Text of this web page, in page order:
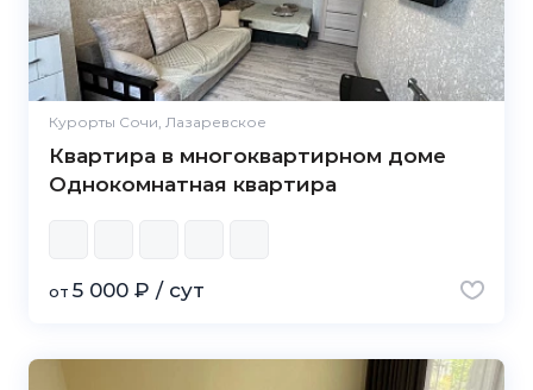
Курорты Сочи, Лазаревское
Квартира в многоквартирном доме
Однокомнатная квартира
от 5 000 ₽ / сут